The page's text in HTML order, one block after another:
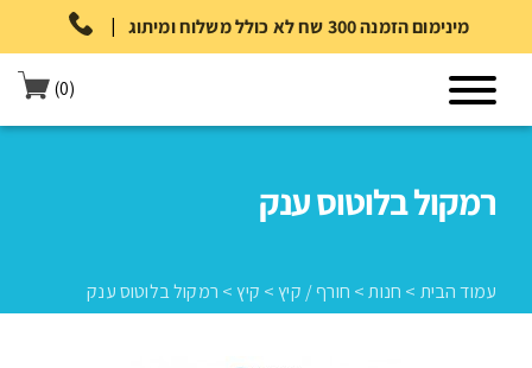
| מינימום הזמנה 300 שח לא כולל משלוח ומיתוג
(0)
רמקול בלוטוס ענק
עמוד הבית > חנות> חורף / קיץ > קיץ > רמקול בלוטוס ענק